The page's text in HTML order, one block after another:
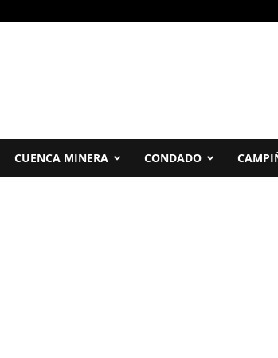
CUENCA MINERA CONDADO